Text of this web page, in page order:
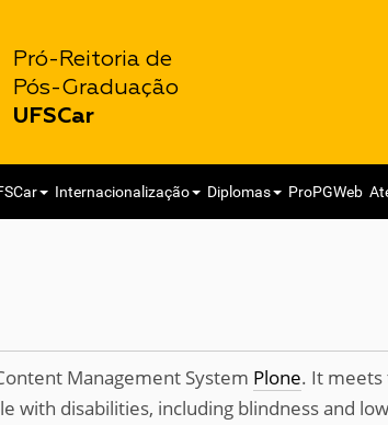
Pró-Reitoria de
Pós-Graduação
UFSCar
Internacionalização Diplomas ProPGWeb
Management System Plone. It meets
with disabilities, including blindness and